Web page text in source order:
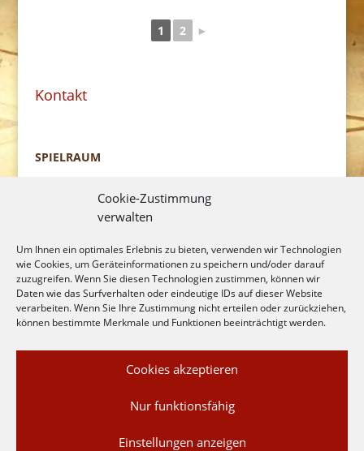
Cookie-Zustimmung
verwalten
Um Ihnen ein optimales Erlebnis zu bieten, verwenden wir Technologien
wie Cookies, um Geräteinformationen zu speichern und/oder darauf
zuzugreifen. Wenn Sie diesen Technologien zustimmen, können wir
Daten wie das Surfverhalten oder eindeutige IDs auf dieser Website
verarbeiten. Wenn Sie Ihre Zustimmung nicht erteilen oder zurückziehen,
können bestimmte Merkmale und Funktionen beeinträchtigt werden.
Cookies akzeptieren
Nur funktionsfähig
Einstellungen anzeigen
1 2 ►
Kontakt
SPIELRAUM
Naturnahe Spiel- und Freizeitanlagen.
Schoolpad 1
26215 Wiefelstede